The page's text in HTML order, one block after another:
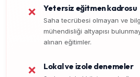
❌ Yetersiz eğitmen kadrosu
Saha tecrübesi olmayan ve
mühendisliği altyapısı
alınan eğitimler.
❌ Lokal ve izole denemeler